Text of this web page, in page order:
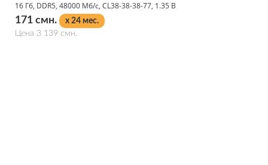
16 Гб, DDR5, 48000 Мб/с, CL38-38-38-77, 1.35 В
171 смн.
x 24 мес.
Цена 3 139 смн.